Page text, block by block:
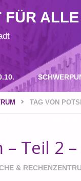
FÜR ALLE
TAG VON
– Teil 2
&